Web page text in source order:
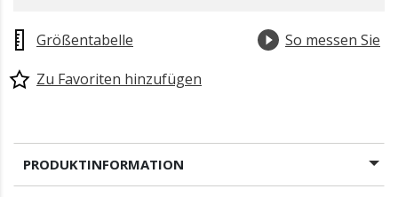
Größentabelle
So messen Sie
Zu Favoriten hinzufügen
PRODUKTINFORMATION